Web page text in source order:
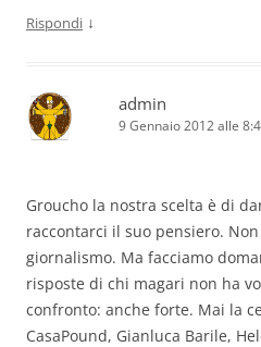
Rispondi ↓
admin
9 Gennaio 2012 alle
Groucho la nostra scelta è di
raccontarci il suo pensiero.
giornalismo. Ma facciamo
risposte di chi magari non ha
confronto: anche forte. Mai la
CasaPound, Gianluca Barile,